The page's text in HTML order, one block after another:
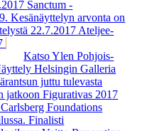
Sanctum -
Kesänäyttelyn arvonta on
22.7.2017 Ateljee-
Katso Ylen Pohjois-
Helsingin Galleria
juttu tulevasta
jatkoon Figurativas 2017
Foundations
Finalisti